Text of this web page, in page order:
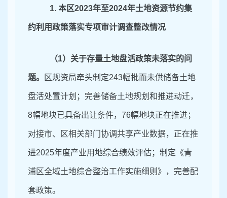
1. 本区2023年至2024年土地资源节约集
约利用政策落实专项审计调查整改情况
（1）关于存量土地盘活政策未落实的问
题。 区规资局牵头制定243幅批而未供储备土地
盘活处置计划；完善储备土地规划和推进动迁，
8幅地块已具备出让条件， 76幅地块正在推进；
对接市、区相关部门协调共享产业数据，正在推
进2025年度产业用地综合绩效评估；制定《青
浦区全域土地综合整治工作实施细则》，完善配
套政策。